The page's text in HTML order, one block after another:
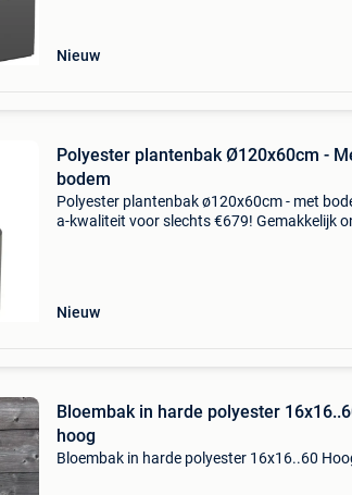
Nieuw
Polyester plantenbak Ø120x60cm -
bodem
Polyester plantenbak ø120x60cm - met
a-kwaliteit voor slechts €679! Gemakkelijk
Nieuw
Bloembak in harde polyester
hoog
Bloembak in harde polyester 16x16..60